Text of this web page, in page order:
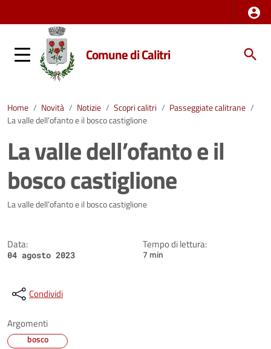
Comune di Calitri
Home / Novità / Notizie / Scopri calitri / Passeggiate calitrane /
La valle dell’ofanto e il bosco castiglione
La valle dell’ofanto e il
bosco castiglione
Dettagli della notizia
La valle dell’ofanto e il bosco castiglione
Data:
04 agosto 2023
Tempo di lettura:
7 min
Condividi
Argomenti
bosco